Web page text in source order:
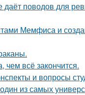
поводов для
Мемфиса и
чем всё закончится.
и вопросы
из самых